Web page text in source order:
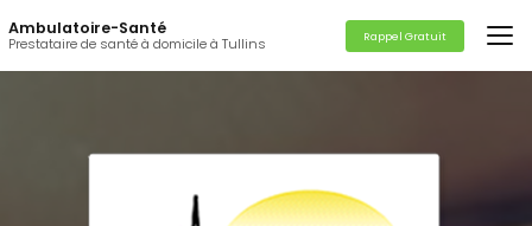
au
contenu
principal
Ambulatoire-Santé
Prestataire de santé à domicile à Tullins Rappel Gratuit